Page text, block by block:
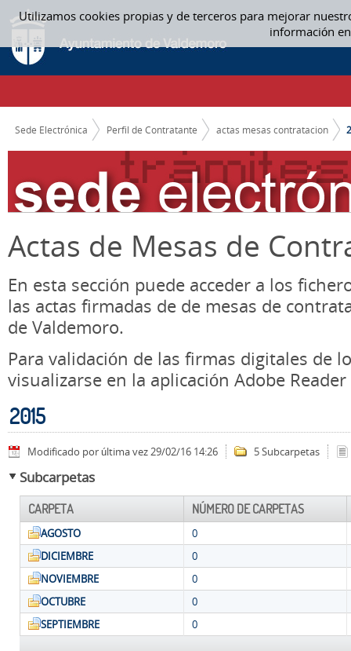
Utilizamos cookies propias y de terceros para mejorar
información
Saltar al contenido
2015 - ACTAS MESAS CONTRATACION
CAMINO DE MIGAS
Sede Electrónica Perfil de Contratante actas mesas contratacion
Actas de Mesas de
En esta sección puede acceder a los
las actas firmadas de de mesas de
de Valdemoro.
Para validación de las firmas digitales de
visualizarse en la aplicación Adobe Reader
2015
Modificado por última vez 29/02/16 14:26 5 Subcarpetas
Subcarpetas
CARPETA NÚMERO DE CARPETAS
AGOSTO
0
DICIEMBRE
0
NOVIEMBRE
0
OCTUBRE
0
SEPTIEMBRE
0